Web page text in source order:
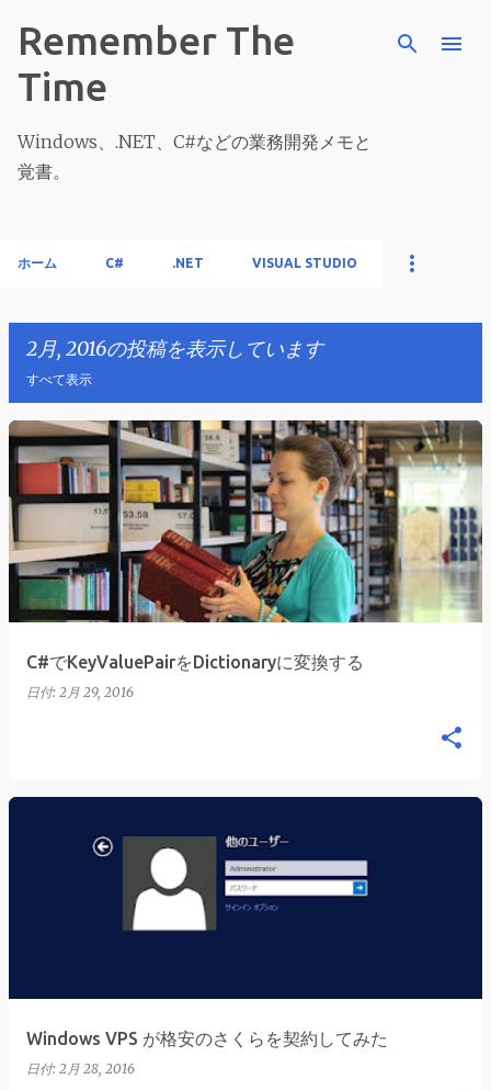
スキップしてメイン コンテンツに移動
Remember The
Time
Windows、.NET、C#などの業務開発メモと
覚書。
ホーム C# .NET VISUAL STUDIO
2月, 2016の投稿を表示しています
すべて表示
投
稿
C#でKeyValuePairをDictionaryに変換する
日付: 2月 29, 2016
Windows VPS が格安のさくらを契約してみた
日付: 2月 28, 2016